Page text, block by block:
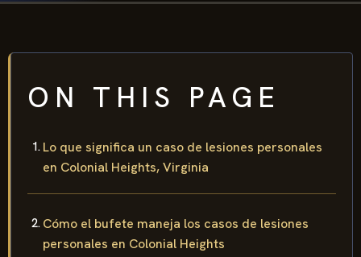
ON THIS PAGE
Lo que significa un caso de lesiones personales
en Colonial Heights, Virginia
Cómo el bufete maneja los casos de lesiones
personales en Colonial Heights